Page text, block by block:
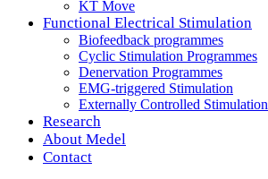
KT Move
Functional Electrical Stimulation
Biofeedback programmes
Cyclic Stimulation Programmes
Denervation Programmes
EMG-triggered Stimulation
Externally Controlled Stimulation
Research
About Medel
Contact